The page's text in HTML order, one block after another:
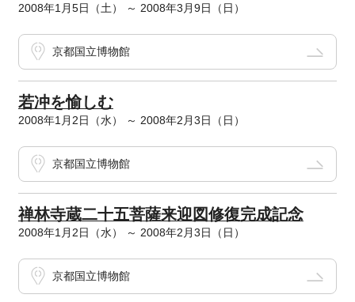
2008年1月5日（土） ～ 2008年3月9日（日）
京都国立博物館
若冲を愉しむ
2008年1月2日（水） ～ 2008年2月3日（日）
京都国立博物館
禅林寺蔵二十五菩薩来迎図修復完成記念
2008年1月2日（水） ～ 2008年2月3日（日）
京都国立博物館